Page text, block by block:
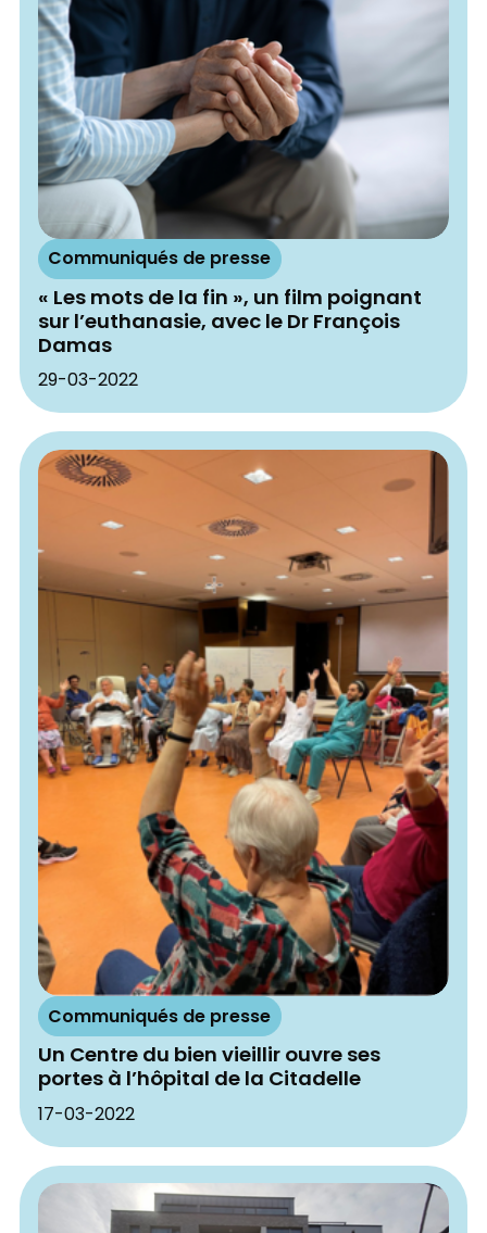
Communiqués de presse
« Les mots de la fin », un film poignant
sur l’euthanasie, avec le Dr François
Damas
29-03-2022
Communiqués de presse
Un Centre du bien vieillir ouvre ses
portes à l’hôpital de la Citadelle
17-03-2022